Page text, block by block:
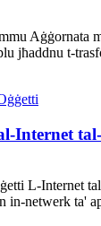
jħaddnu t-
Internet
L-Internet
netwerk ta'